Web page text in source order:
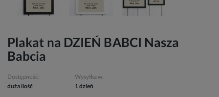
Plakat na DZIEŃ BABCI Nasza
Babcia
Dostępność:
duża ilość
Wysyłka w:
1 dzień